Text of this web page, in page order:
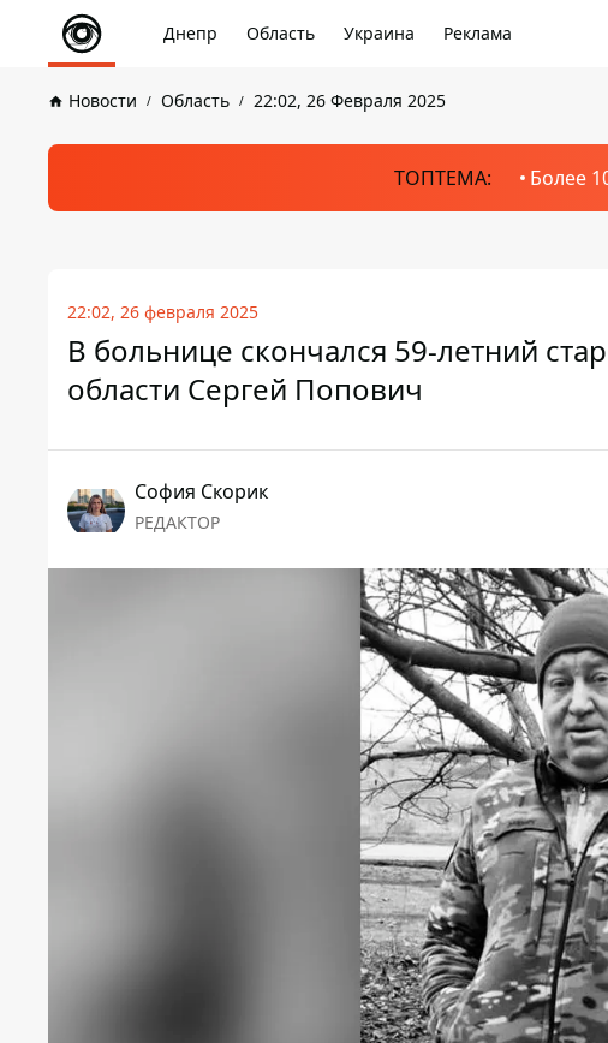
Днепр Область Украина Реклама
Новости Область 22:02, 26 Февраля 2025
ТОПТЕМА: Более
22:02, 26 февраля 2025
В больнице скончался 59-летний
области Сергей Попович
София Скорик
РЕДАКТОР